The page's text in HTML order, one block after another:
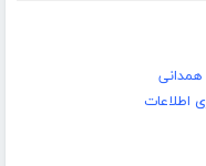
همدانی
اطلاعات